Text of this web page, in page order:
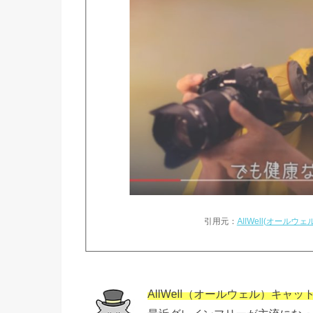
引用元： AllWell(オールウェ
AllWell（オールウェル）キャッ